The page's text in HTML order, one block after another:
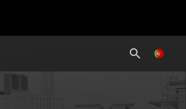
search